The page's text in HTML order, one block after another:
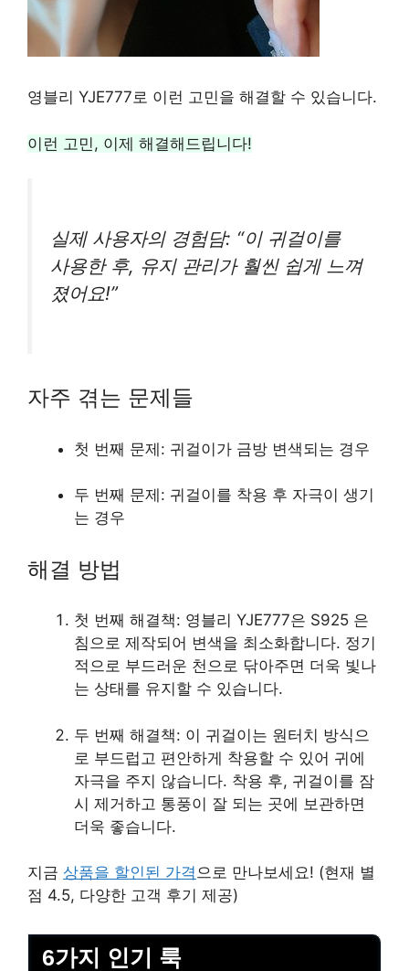
영블리 YJE777로 이런 고민을 해결할 수 있습니다.
이런 고민, 이제 해결해드립니다!
실제 사용자의 경험담: “이 귀걸이를
사용한 후, 유지 관리가 훨씬 쉽게 느껴
졌어요!”
자주 겪는 문제들
첫 번째 문제: 귀걸이가 금방 변색되는 경우
두 번째 문제: 귀걸이를 착용 후 자극이 생기
는 경우
해결 방법
첫 번째 해결책: 영블리 YJE777은 S925 은
침으로 제작되어 변색을 최소화합니다. 정기
적으로 부드러운 천으로 닦아주면 더욱 빛나
는 상태를 유지할 수 있습니다.
두 번째 해결책: 이 귀걸이는 원터치 방식으
로 부드럽고 편안하게 착용할 수 있어 귀에
자극을 주지 않습니다. 착용 후, 귀걸이를 잠
시 제거하고 통풍이 잘 되는 곳에 보관하면
더욱 좋습니다.
지금 상품을 할인된 가격으로 만나보세요! (현재 별
점 4.5, 다양한 고객 후기 제공)
6가지 인기 룩